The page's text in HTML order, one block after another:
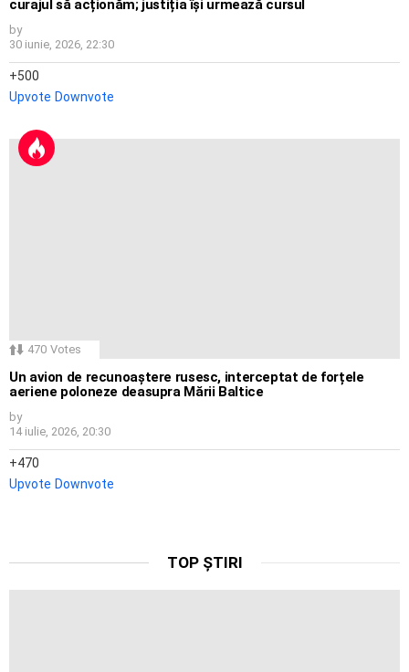
curajul să acționăm; justiția își urmează cursul
by
30 iunie, 2026, 22:30
500
Upvote Downvote
470 Votes
Un avion de recunoaștere rusesc, interceptat de forțele
aeriene poloneze deasupra Mării Baltice
by
14 iulie, 2026, 20:30
470
Upvote Downvote
TOP ȘTIRI